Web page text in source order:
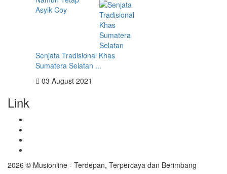
Senjata Tradisional Khas
Sumatera Selatan ...
03 August 2021
Link
2026 © Musionline - Terdepan, Terpercaya dan Berimbang